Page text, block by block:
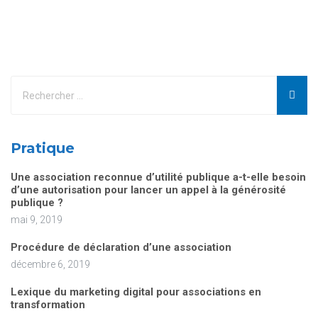
Pratique
Une association reconnue d’utilité publique a-t-elle besoin
d’une autorisation pour lancer un appel à la générosité
publique ?
mai 9, 2019
Procédure de déclaration d’une association
décembre 6, 2019
Lexique du marketing digital pour associations en
transformation